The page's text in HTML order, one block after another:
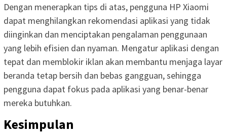
Dengan menerapkan tips di atas, pengguna HP Xiaomi
dapat menghilangkan rekomendasi aplikasi yang tidak
diinginkan dan menciptakan pengalaman penggunaan
yang lebih efisien dan nyaman. Mengatur aplikasi dengan
tepat dan memblokir iklan akan membantu menjaga layar
beranda tetap bersih dan bebas gangguan, sehingga
pengguna dapat fokus pada aplikasi yang benar-benar
mereka butuhkan.
Kesimpulan